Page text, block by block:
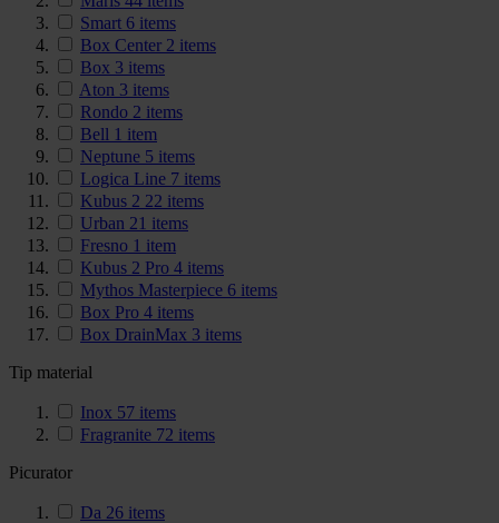
Smart 6 items
Box Center 2 items
Box 3 items
Aton 3 items
Rondo 2 items
Bell 1 item
Neptune 5 items
Logica Line 7 items
Kubus 2 22 items
Urban 21 items
Fresno 1 item
Kubus 2 Pro 4 items
Mythos Masterpiece 6 items
Box Pro 4 items
Box DrainMax 3 items
Tip material
Inox 57 items
Fragranite 72 items
Picurator
Da 26 items